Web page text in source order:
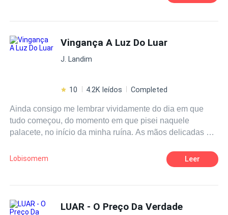
Vingança A Luz Do Luar
J. Landim
10 4.2K leídos Completed
Ainda consigo me lembrar vividamente do dia em que
tudo começou, do momento em que pisei naquele
palacete, no início da minha ruína. As mãos delicadas de
pulsando em minhas veias. Helen, a irmã mais velha de
minha falecida mãe, era uma das últimas pessoas vivas
lançou um olhar severo. — Deixe de frescuras, Camille
Lobisomem Leer
LUAR - O Preço Da Verdade